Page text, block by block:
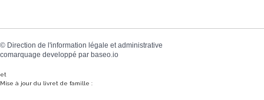
© Direction de l'information légale et administrative
comarquage developpé par baseo.io
et
Mise à jour du livret de famille :